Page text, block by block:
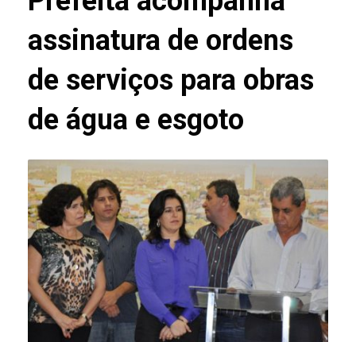
assinatura de ordens
de serviços para obras
de água e esgoto